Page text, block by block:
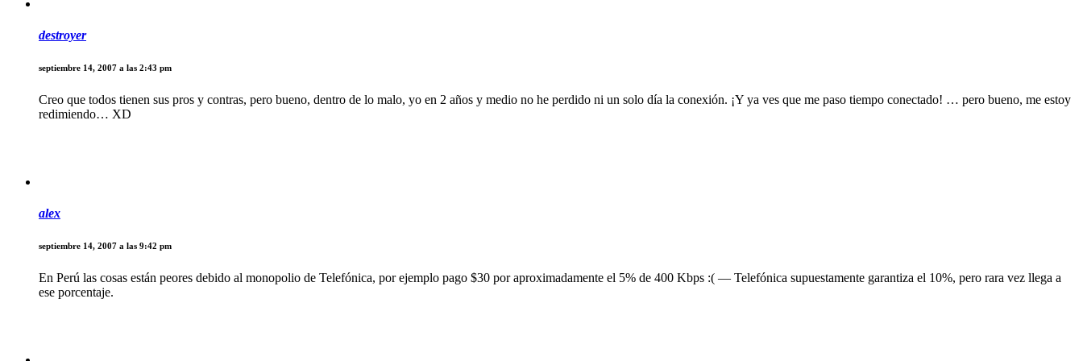
destroyer
septiembre 14, 2007 a las 2:43 pm
Creo que todos tienen sus pros y contras, pero bueno, dentro de lo malo, yo en 2 años y medio no he perdido ni un solo día la conexión. ¡Y ya ves que me paso tiempo conectado! … pero bueno, me estoy
redimiendo… XD
alex
septiembre 14, 2007 a las 9:42 pm
En Perú las cosas están peores debido al monopolio de Telefónica, por ejemplo pago $30 por aproximadamente el 5% de 400 Kbps :( — Telefónica supuestamente garantiza el 10%, pero rara vez llega a
ese porcentaje.